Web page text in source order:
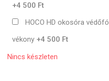
+4 500 Ft
HOCO HD okosóra
vékony +4 500 Ft
Nincs készleten